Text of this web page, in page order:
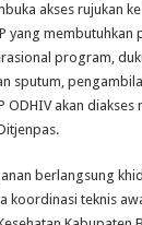
akses rujukan
yang membutuhkan
program,
sputum,
ODHIV akan diakses
berlangsung
koordinasi teknis